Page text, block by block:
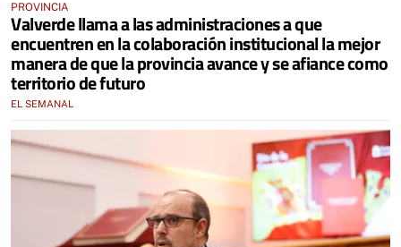
PROVINCIA
Valverde llama a las administraciones a que
encuentren en la colaboración institucional la mejor
manera de que la provincia avance y se afiance como
territorio de futuro
EL SEMANAL